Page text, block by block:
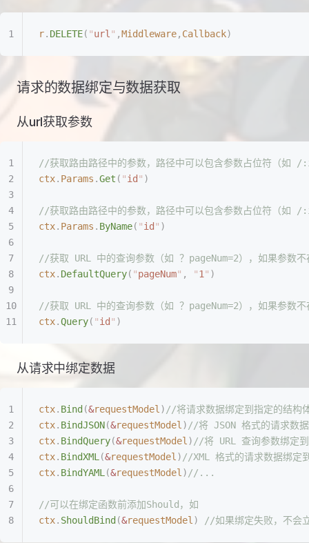
r. DELETE( "url " ,Middleware, Callback)
请求的数据绑定与数据获取
从url获取参数
//获取路由路径中的参数，路径中可以包含参数占位符（如 /
ctx. Params .Get ( "id " )
//获取路由路径中的参数，路径中可以包含参数占位符（如 /
ctx. Params . ByName( "id " )
//获取 URL 中的查询参数（如 ？pageNum=2），如果参数
ctx. DefaultQuery( "pageNum" , "1 " )
//获取 URL 中的查询参数（如 ？pageNum=2），如果参数不
ctx.Query( "id " )
从请求中绑定数据
ctx. Bind (&requestModel ) //将请求数据绑定到指定的结构
ctx. BindJSON(&requestModel ) //将 JSON 格式的请求数
ctx. BindQuery(&requestModel ) //将 URL 查询参数绑定
ctx. BindXML (&requestModel ) //XML 格式的请求数据绑定
ctx. BindYAML (&requestModel ) //...
//可以在绑定函数前添加Should，如
ctx. ShouldBind (&requestModel ) //如果绑定失败，不会